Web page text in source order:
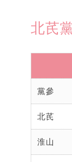
北芪
黨參
北芪
淮山